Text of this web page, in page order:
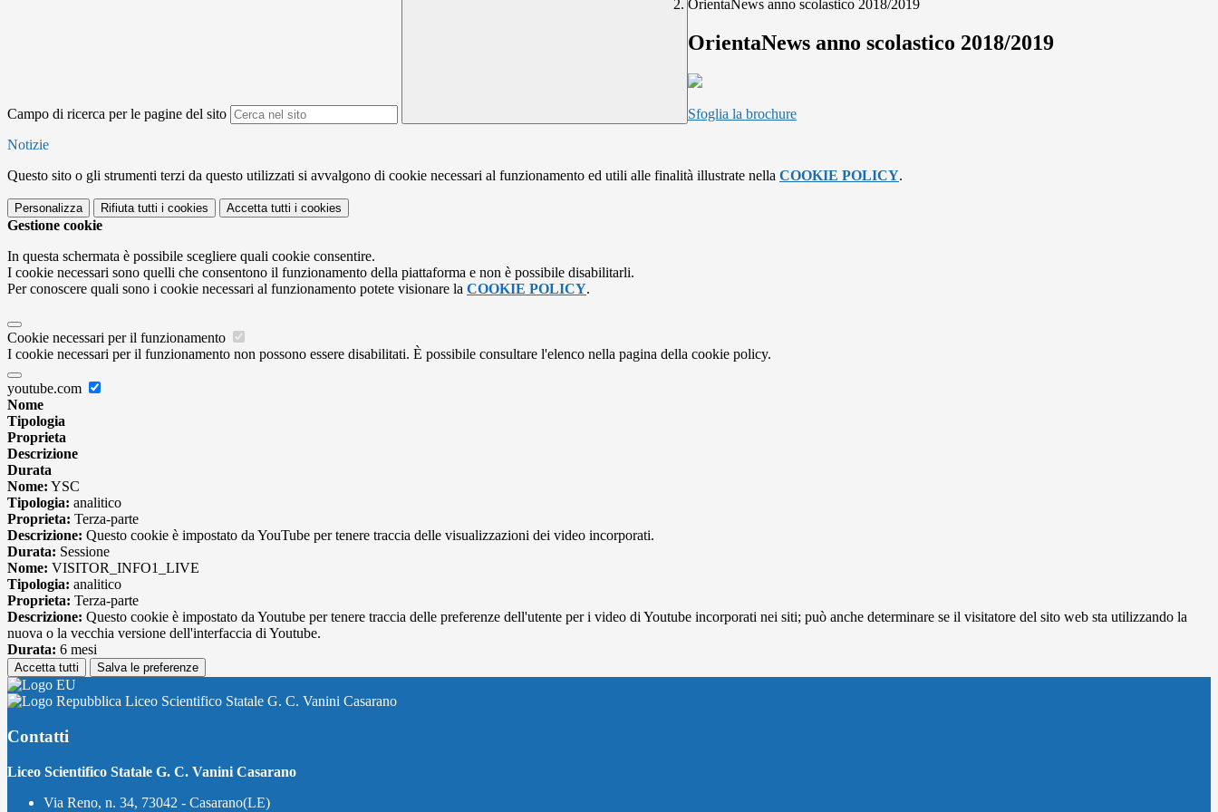
Campo di ricerca per le pagine del sito
OrientaNews anno scolastico 2018/2019
OrientaNews anno scolastico 2018/2019
Sfoglia la brochure
Notizie
Questo sito o gli strumenti terzi da questo utilizzati si avvalgono di cookie necessari al funzionamento ed utili alle finalità illustrate nella COOKIE POLICY.
Personalizza Rifiuta tutti i cookies Accetta tutti i cookies
Gestione cookie
In questa schermata è possibile scegliere quali cookie consentire.
I cookie necessari sono quelli che consentono il funzionamento della piattaforma e non è possibile disabilitarli.
Per conoscere quali sono i cookie necessari al funzionamento potete visionare la COOKIE POLICY.
Cookie necessari per il funzionamento
I cookie necessari per il funzionamento non possono essere disabilitati. È possibile consultare l'elenco nella pagina della cookie policy.
youtube.com
Nome
Tipologia
Proprieta
Descrizione
Durata
Nome: YSC
Tipologia: analitico
Proprieta: Terza-parte
Descrizione: Questo cookie è impostato da YouTube per tenere traccia delle visualizzazioni dei video incorporati.
Durata: Sessione
Nome: VISITOR_INFO1_LIVE
Tipologia: analitico
Proprieta: Terza-parte
Descrizione: Questo cookie è impostato da Youtube per tenere traccia delle preferenze dell'utente per i video di Youtube incorporati nei siti; può anche determinare se il visitatore del sito web sta utilizzando la
nuova o la vecchia versione dell'interfaccia di Youtube.
Durata: 6 mesi
Accetta tutti Salva le preferenze
Liceo Scientifico Statale G. C. Vanini Casarano
Contatti
Liceo Scientifico Statale G. C. Vanini Casarano
Via Reno, n. 34, 73042 - Casarano(LE)